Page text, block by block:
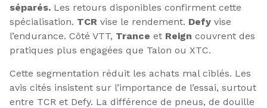
séparés. Les retours disponibles confirment cette
spécialisation. TCR vise le rendement. Defy vise
l’endurance. Côté VTT, Trance et Reign couvrent des
pratiques plus engagées que Talon ou XTC.
Cette segmentation réduit les achats mal ciblés. Les
avis cités insistent sur l’importance de l’essai, surtout
entre TCR et Defy. La différence de pneus, de douille